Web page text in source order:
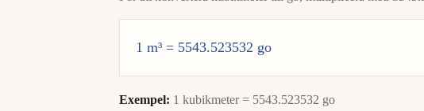
1 m³ = 5543.523532 go
Exempel: 1 kubikmeter = 5543.523532 go